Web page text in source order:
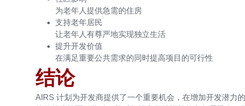
为老年人提供急需的住房
支持老年居民
让老年人有尊严地实现独立生活
提升开发价值
在满足重要公共需求的同时提高项目的可行性
结论
AIRS 计划为开发商提供了一个重要机会，在增加开发潜力